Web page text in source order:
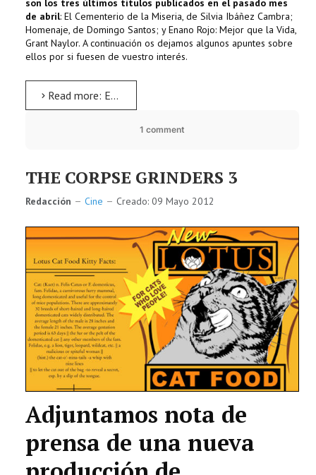
son los tres últimos títulos publicados en el pasado mes
de abril: El Cementerio de la Miseria, de Silvia Ibáñez Cambra;
Homenaje, de Domingo Santos; y Enano Rojo: Mejor que la Vida,
Grant Naylor. A continuación os dejamos algunos apuntes sobre
ellos por si fuesen de vuestro interés.
Read more: Editorial AJEC, novedades de abril
1 comment
THE CORPSE GRINDERS 3
Redacción Cine Creado: 09 Mayo 2012
Adjuntamos nota de
prensa de una nueva